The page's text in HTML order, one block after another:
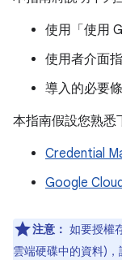
使用「使用
使用者介面
導入的必要
本指南假設您熟悉
Credential
Google
注意： 如要授權
雲端硬碟中的資料)，